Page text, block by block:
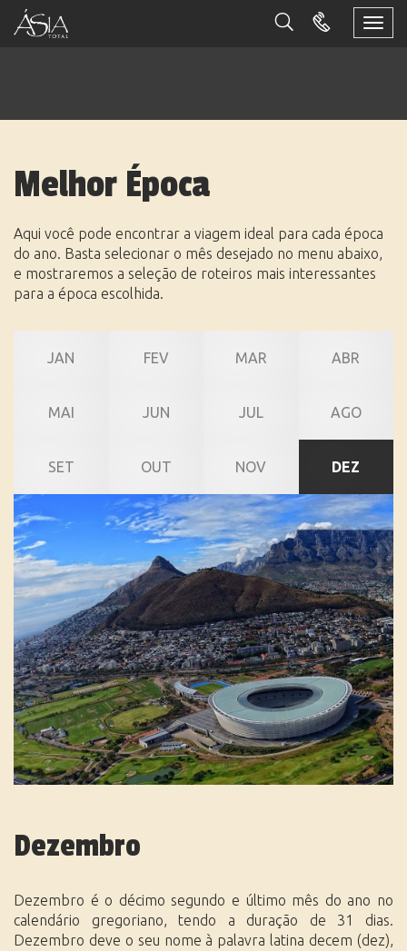
Melhor Época
Aqui você pode encontrar a viagem ideal para cada época
do ano. Basta selecionar o mês desejado no menu abaixo,
e mostraremos a seleção de roteiros mais interessantes
para a época escolhida.
JAN FEV MAR ABR
MAI JUN JUL AGO
SET OUT NOV DEZ
Dezembro
Dezembro é o décimo segundo e último mês do ano no
calendário gregoriano, tendo a duração de 31 dias.
Dezembro deve o seu nome à palavra latina decem (dez),